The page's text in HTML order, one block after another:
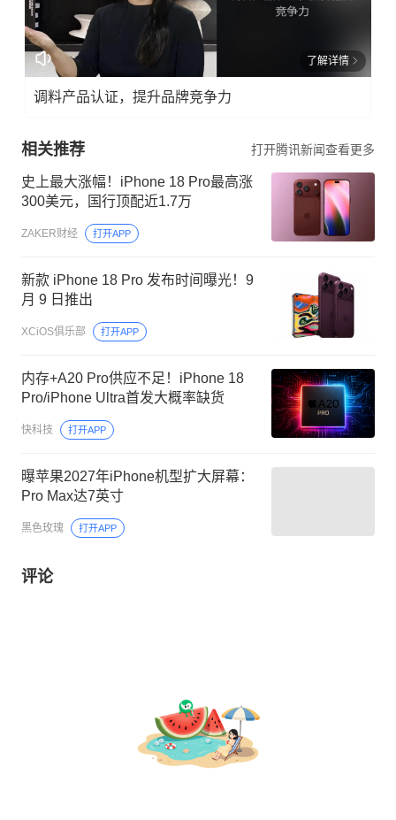
了解详情
调料产品认证，提升品牌竞争力
相关推荐 打开腾讯新闻查看更多
史上最大涨幅！iPhone 18 Pro最高涨
300美元，国行顶配近1.7万
ZAKER财经 打开APP
新款 iPhone 18 Pro 发布时间曝光！9
月 9 日推出
XCiOS俱乐部 打开APP
内存+A20 Pro供应不足！iPhone 18
Pro/iPhone Ultra首发大概率缺货
快科技 打开APP
曝苹果2027年iPhone机型扩大屏幕：
Pro Max达7英寸
黑色玫瑰 打开APP
评论